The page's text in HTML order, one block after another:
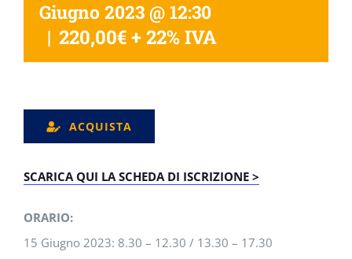
Giugno 2023 @ 12:30
| 220,00€ + 22% IVA
ACQUISTA
SCARICA QUI LA SCHEDA DI ISCRIZIONE >
ORARIO:
15 Giugno 2023: 8.30 – 12.30 / 13.30 – 17.30